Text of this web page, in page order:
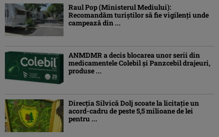
Raul Pop (Ministerul Mediului):
Recomandăm turiştilor să fie vigilenţi unde
campează din ...
ANMDMR a decis blocarea unor serii din
medicamentele Colebil și Panzcebil drajeuri,
produse ...
Direcția Silvică Dolj scoate la licitație un
acord-cadru de peste 5,5 milioane de lei
pentru ...